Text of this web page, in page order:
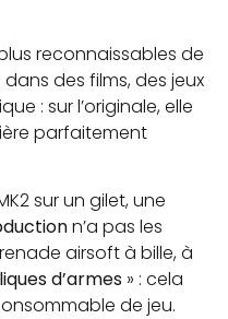
reconnaissables de
des films, des jeux
: sur l’originale, elle
parfaitement
sur un gilet, une
n’a pas les
airsoft à bille, à
d’armes » : cela
de jeu.